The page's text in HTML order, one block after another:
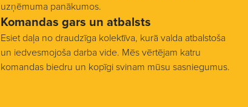
uzņēmuma panākumos.
Komandas gars un atbalsts
Esiet daļa no draudzīga kolektīva, kurā valda atbalstoša
un iedvesmojoša darba vide. Mēs vērtējam katru
komandas biedru un kopīgi svinam mūsu sasniegumus.